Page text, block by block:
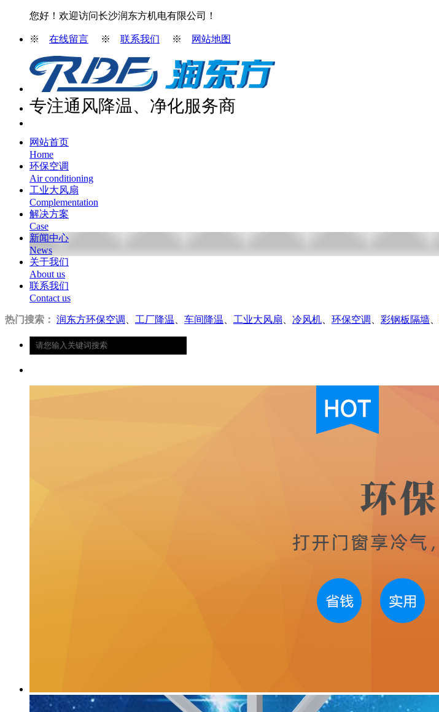
您好！欢迎访问长沙润东方机电有限公司！
※ 在线留言 ※ 联系我们 ※ 网站地图
专注通风降温、净化服务商
网站首页
Home
环保空调
Air conditioning
工业大风扇
Complementation
解决方案
Case
新闻中心
News
关于我们
About us
联系我们
Contact us
热门搜索： 润东方环保空调 工厂降温 车间降温 工业大风扇 冷风机 环保空调 彩钢板隔墙